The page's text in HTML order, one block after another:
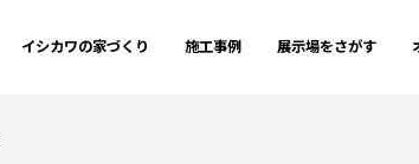
イシカワの家づくり 施工事例 展示場をさがす